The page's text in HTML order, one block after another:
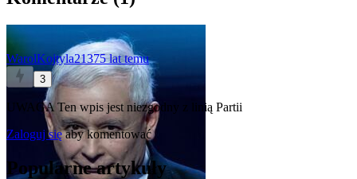
WarolKojtyla21375 lat temu
3
UWAGA Ten wpis jest niezgodny z linią Partii
Zaloguj sięaby komentować
Popularne artykuły